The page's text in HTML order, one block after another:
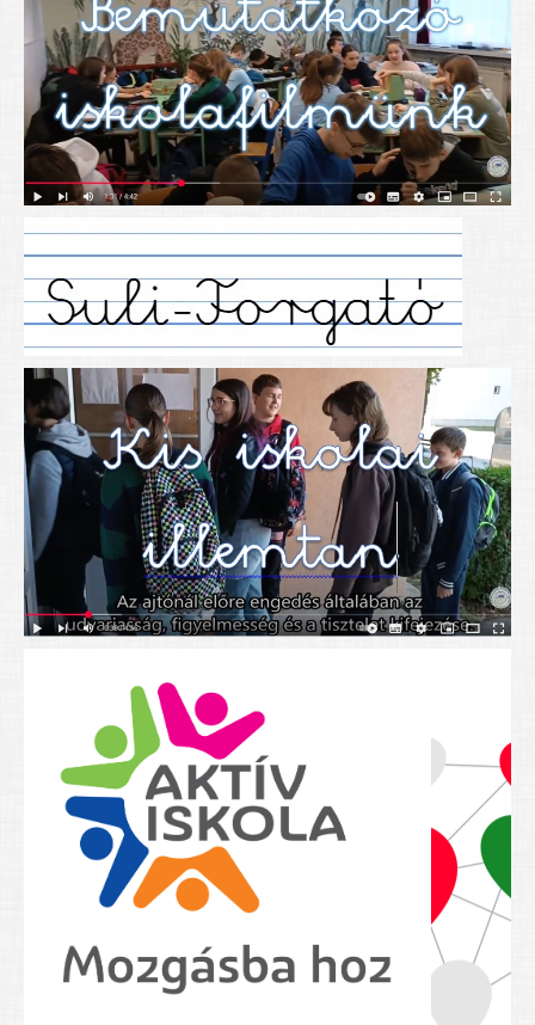
Névadónk
UNESCO Társult Iskola
Sportversenyek
Tanulmányi versenyek
Alapítványunk
Nyitva tartás
SZÜLŐKNEK
Google Tanterem, Classroom - útmutató diákoknak
Tanév rendje
Étkezés befizetése
Étlap
eKréta
Diákigazolvány igénylése
Mindennapos testnevelés
Tartós tankönyvek
Nyolcadikosainknak
Kréta szülői segédlet
Felsős taneszközlista
BEISKOLÁZÁS 2026